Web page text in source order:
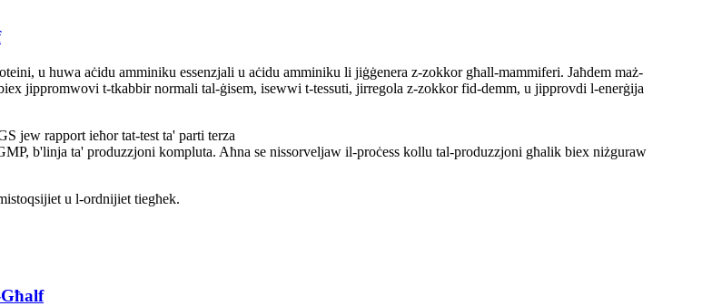
u huwa aċidu amminiku essenzjali u aċidu amminiku li jiġġenera z-zokkor għall-mammiferi. Jaħdem maż-
jippromwovi t-tkabbir normali tal-ġisem, isewwi t-tessuti, jirregola z-zokkor fid-demm, u jipprovdi l-enerġija
jew rapport ieħor tat-test ta' parti terza
b'linja ta' produzzjoni kompluta. Aħna se nissorveljaw il-proċess kollu tal-produzzjoni għalik biex niżguraw
u l-ordnijiet tiegħek.